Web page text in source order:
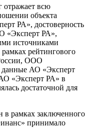
отражает всю
объекта
РА», достоверность
«Эксперт РА»,
источниками
рейтингового
ООО
данные АО «Эксперт
«Эксперт РА» в
достаточной для
рамках заключенного
принимало